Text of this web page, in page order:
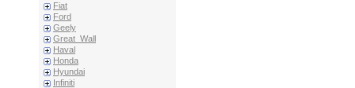
Fiat
Ford
Geely
Great_Wall
Haval
Honda
Hyundai
Infiniti